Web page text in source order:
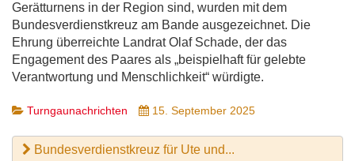
Gerätturnens in der Region sind, wurden mit dem
Bundesverdienstkreuz am Bande ausgezeichnet. Die
Ehrung überreichte Landrat Olaf Schade, der das
Engagement des Paares als „beispielhaft für gelebte
Verantwortung und Menschlichkeit“ würdigte.
Turngaunachrichten 15. September 2025
Bundesverdienstkreuz für Ute und...